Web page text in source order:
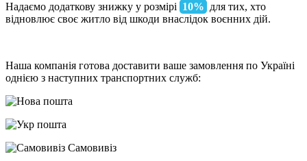
Надаємо додаткову знижку у розмірі 10% для тих, хто
відновлює своє житло від шкоди внаслідок воєнних дій.
Наша компанія готова доставити ваше замовлення по Україні
однією з наступних транспортних служб:
Самовивіз